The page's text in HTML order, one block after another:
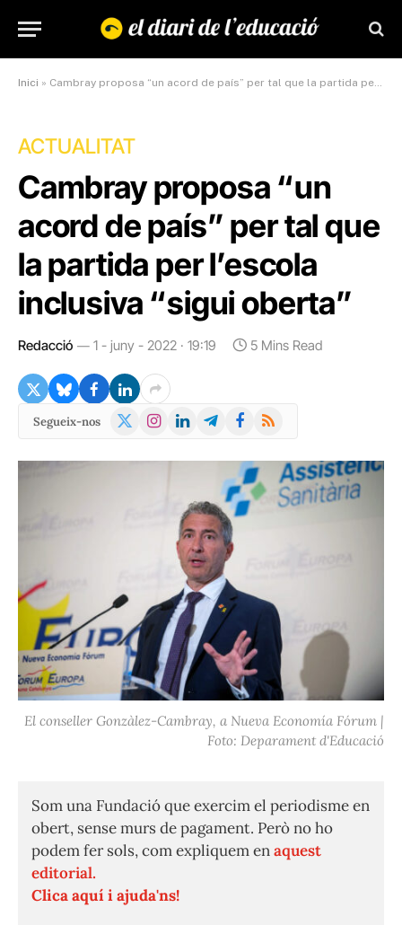
Inici » Cambray proposa “un acord de país” per tal que la partida per l’escola inclusiva “sigui oberta”
ACTUALITAT
Cambray proposa “un
acord de país” per tal que
la partida per l’escola
inclusiva “sigui oberta”
Redacció 1 - juny - 2022 · 19:19 5 Mins Read
Segueix-nos
X
Instagram
LinkedInTelegramFacebook
RSS
El conseller Gonzàlez-Cambray, a Nueva Economía Fórum |
Foto: Deparament d'Educació
Som una Fundació que exercim el periodisme en
obert, sense murs de pagament. Però no ho
podem fer sols, com expliquem enaquest
editorial.
Clica aquí i ajuda'ns!